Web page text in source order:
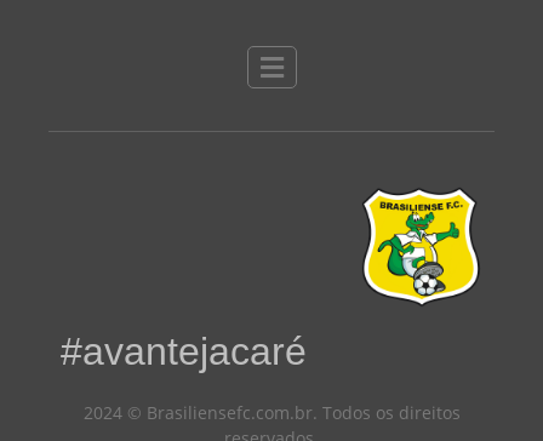
#avantejacaré
2024 © Brasiliensefc.com.br. Todos os direitos